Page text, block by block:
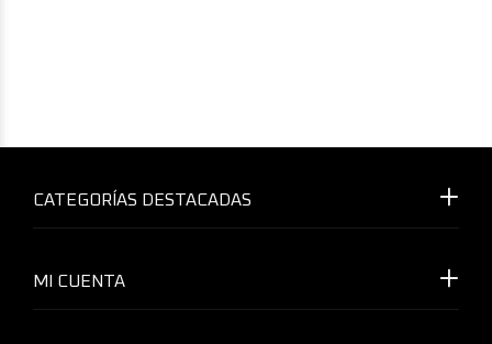
CATEGORÍAS DESTACADAS
MI CUENTA